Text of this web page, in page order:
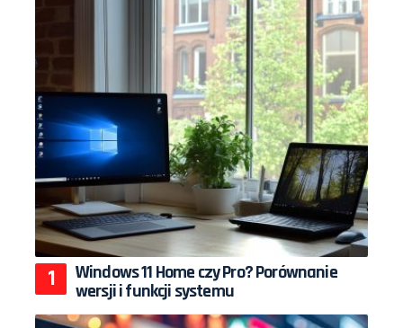
Windows 11 Home czy Pro? Porównanie
wersji i funkcji systemu